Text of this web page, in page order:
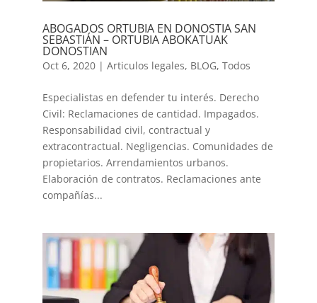
ABOGADOS ORTUBIA EN DONOSTIA SAN
SEBASTIÁN – ORTUBIA ABOKATUAK
DONOSTIAN
Oct 6, 2020| Articulos legales, BLOG, Todos
Especialistas en defender tu interés. Derecho
Civil: Reclamaciones de cantidad. Impagados.
Responsabilidad civil, contractual y
extracontractual. Negligencias. Comunidades de
propietarios. Arrendamientos urbanos.
Elaboración de contratos. Reclamaciones ante
compañías...